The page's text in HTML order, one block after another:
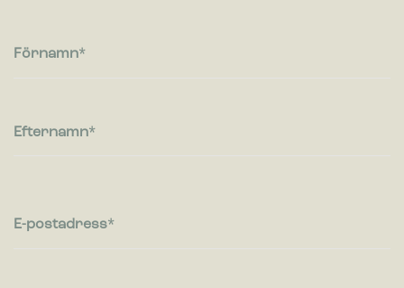
Förnamn
Efternamn
E-postadress